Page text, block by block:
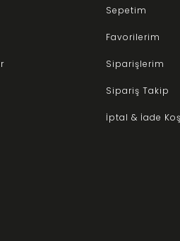
Sepetim
Favorilerim
Siparişlerim
Sipariş Takip
İptal & İade